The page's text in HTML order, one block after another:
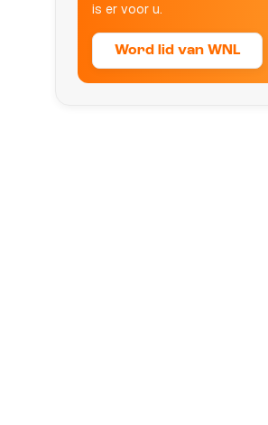
is er voor u.
Word lid van WNL